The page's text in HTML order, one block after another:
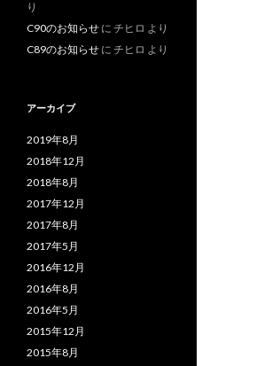
り
C90のお知らせ に チヒロ より
C89のお知らせ に チヒロ より
アーカイブ
2019年8月
2018年12月
2018年8月
2017年12月
2017年8月
2017年5月
2016年12月
2016年8月
2016年5月
2015年12月
2015年8月